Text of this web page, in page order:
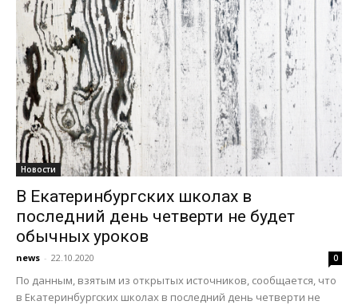
Новости
В Екатеринбургских школах в
последний день четверти не будет
обычных уроков
news - 22.10.2020 0
По данным, взятым из открытых источников, сообщается, что
в Екатеринбургских школах в последний день четверти не